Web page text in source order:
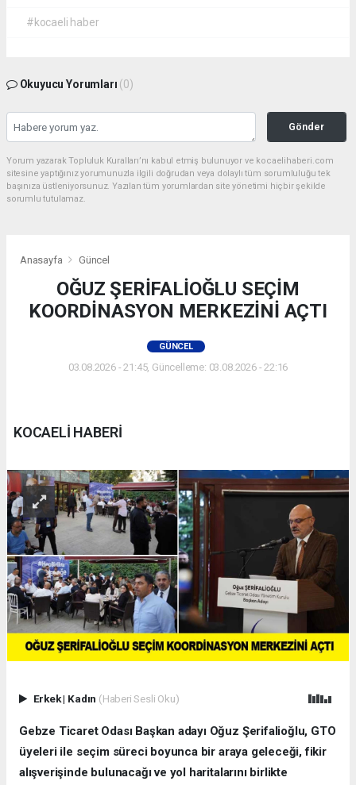
#kocaeli haber
Okuyucu Yorumları (0)
Gönder
Yorum yazarak Topluluk Kuralları’nı kabul etmiş bulunuyor ve kocaelihaberi.com
sitesine yaptığınız yorumunuzla ilgili doğrudan veya dolaylı tüm sorumluluğu tek
başınıza üstleniyorsunuz. Yazılan tüm yorumlardan site yönetimi hiçbir şekilde
sorumlu tutulamaz.
Anasayfa Güncel
OĞUZ ŞERİFALİOĞLU SEÇİM
KOORDİNASYON MERKEZİNİ AÇTI
GÜNCEL
03.08.2026 - 21:45, Güncelleme: 03.08.2026 - 22:16
KOCAELİ HABERİ
Erkek| Kadın (Haberi Sesli Oku)
Gebze Ticaret Odası Başkan adayı Oğuz Şerifalioğlu, GTO
üyeleri ile seçim süreci boyunca bir araya geleceği, fikir
alışverişinde bulunacağı ve yol haritalarını birlikte